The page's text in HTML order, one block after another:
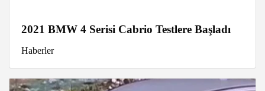
2021 BMW 4 Serisi Cabrio Testlere Başladı
Haberler